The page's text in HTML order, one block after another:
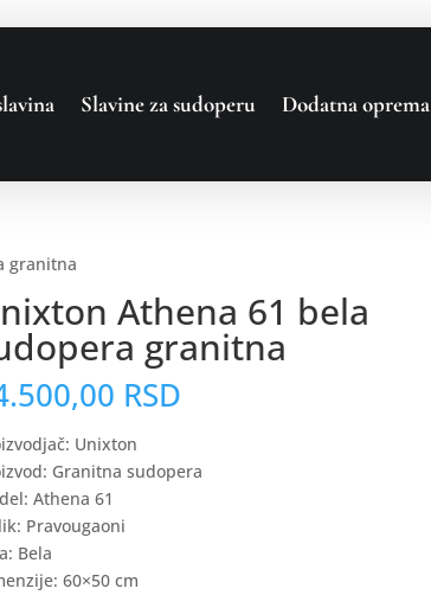
Slavine za sudoperu Dodatna oprema
granitna
Athena 61 bela
granitna
RSD
Unixton
Granitna sudopera
Athena 61
Pravougaoni
Bela
60×50 cm